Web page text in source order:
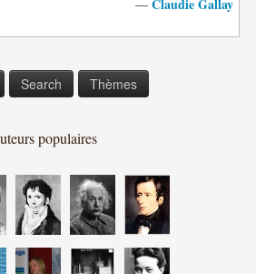
— Claudie Gallay
Search Thèmes
populaires